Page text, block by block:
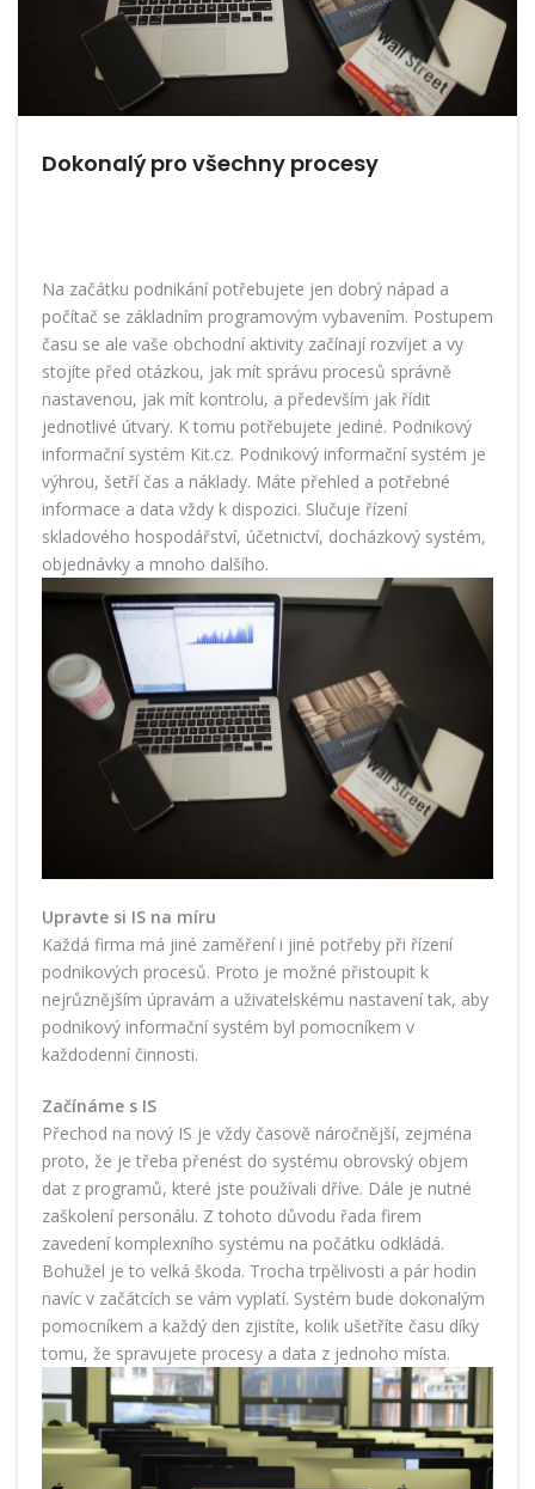
Dokonalý pro všechny procesy
Na začátku podnikání potřebujete jen dobrý nápad a
počítač se základním programovým vybavením. Postupem
času se ale vaše obchodní aktivity začínají rozvíjet a vy
stojíte před otázkou, jak mít správu procesů správně
nastavenou, jak mít kontrolu, a především jak řídit
jednotlivé útvary. K tomu potřebujete jediné. Podnikový
informační systém Kit.cz. Podnikový informační systém je
výhrou, šetří čas a náklady. Máte přehled a potřebné
informace a data vždy k dispozici. Slučuje řízení
skladového hospodářství, účetnictví, docházkový systém,
objednávky a mnoho dalšího.
Upravte si IS na míru
Každá firma má jiné zaměření i jiné potřeby při řízení
podnikových procesů. Proto je možné přistoupit k
nejrůznějším úpravám a uživatelskému nastavení tak, aby
podnikový informační systém byl pomocníkem v
každodenní činnosti.
Začínáme s IS
Přechod na nový IS je vždy časově náročnější, zejména
proto, že je třeba přenést do systému obrovský objem
dat z programů, které jste používali dříve. Dále je nutné
zaškolení personálu. Z tohoto důvodu řada firem
zavedení komplexního systému na počátku odkládá.
Bohužel je to velká škoda. Trocha trpělivosti a pár hodin
navíc v začátcích se vám vyplatí. Systém bude dokonalým
pomocníkem a každý den zjistíte, kolik ušetříte času díky
tomu, že spravujete procesy a data z jednoho místa.